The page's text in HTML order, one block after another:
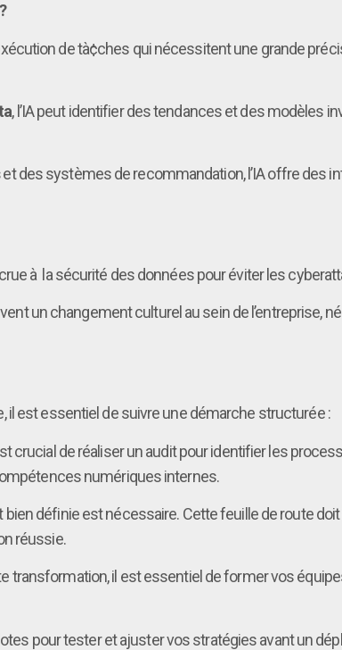
de tà¢ches qui nécessitent une grande
, l’IA peut identifier des tendances et des modèles
et des systèmes de recommandation, l’IA offre des
à la sécurité des données pour éviter les
un changement culturel au sein de l’entreprise,
il est essentiel de suivre une démarche structurée :
crucial de réaliser un audit pour identifier les
numériques internes.
bien définie est nécessaire. Cette feuille de route
réussie.
transformation, il est essentiel de former vos
pour tester et ajuster vos stratégies avant un